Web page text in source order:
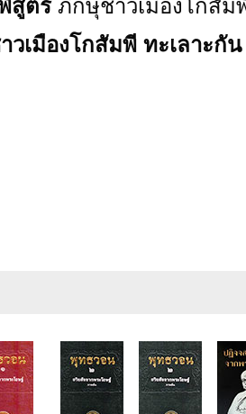
สูตรภิกษุชาวเมืองโกสัม
วเมืองโกสัมพี ทะเลาะกั